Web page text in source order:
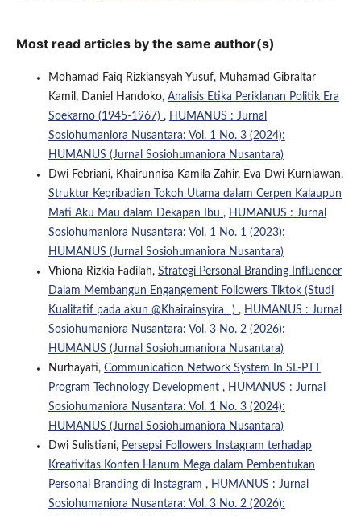
Most read articles by the same author(s)
Mohamad Faiq Rizkiansyah Yusuf, Muhamad Gibraltar
Kamil, Daniel Handoko, Analisis Etika Periklanan Politik Era
Soekarno (1945-1967) , HUMANUS : Jurnal
Sosiohumaniora Nusantara: Vol. 1 No. 3 (2024):
HUMANUS (Jurnal Sosiohumaniora Nusantara)
Dwi Febriani, Khairunnisa Kamila Zahir, Eva Dwi Kurniawan,
Struktur Kepribadian Tokoh Utama dalam Cerpen Kalaupun
Mati Aku Mau dalam Dekapan Ibu , HUMANUS : Jurnal
Sosiohumaniora Nusantara: Vol. 1 No. 1 (2023):
HUMANUS (Jurnal Sosiohumaniora Nusantara)
Vhiona Rizkia Fadilah, Strategi Personal Branding Influencer
Dalam Membangun Engangement Followers Tiktok (Studi
Kualitatif pada akun @Khairainsyira_ ) , HUMANUS : Jurnal
Sosiohumaniora Nusantara: Vol. 3 No. 2 (2026):
HUMANUS (Jurnal Sosiohumaniora Nusantara)
Nurhayati, Communication Network System In SL-PTT
Program Technology Development , HUMANUS : Jurnal
Sosiohumaniora Nusantara: Vol. 1 No. 3 (2024):
HUMANUS (Jurnal Sosiohumaniora Nusantara)
Dwi Sulistiani, Persepsi Followers Instagram terhadap
Kreativitas Konten Hanum Mega dalam Pembentukan
Personal Branding di Instagram , HUMANUS : Jurnal
Sosiohumaniora Nusantara: Vol. 3 No. 2 (2026):